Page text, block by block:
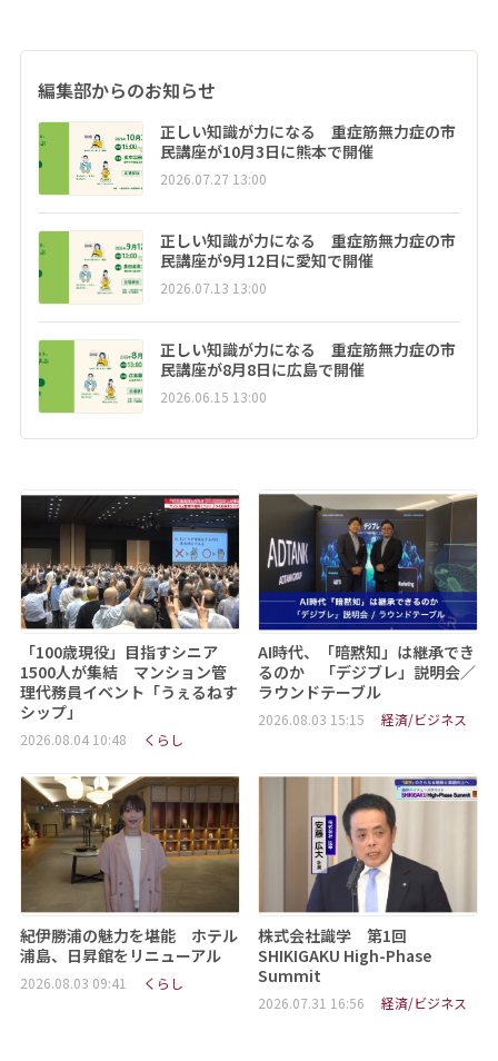
編集部からのお知らせ
正しい知識が力になる 重症筋無力症の市
民講座が10月3日に熊本で開催
2026.07.27 13:00
正しい知識が力になる 重症筋無力症の市
民講座が9月12日に愛知で開催
2026.07.13 13:00
正しい知識が力になる 重症筋無力症の市
民講座が8月8日に広島で開催
2026.06.15 13:00
「100歳現役」目指すシニア
1500人が集結 マンション管
理代務員イベント「うぇるねす
シップ」
2026.08.04 10:48 くらし
AI時代、「暗黙知」は継承でき
るのか 「デジブレ」説明会／
ラウンドテーブル
2026.08.03 15:15 経済/ビジネス
紀伊勝浦の魅力を堪能 ホテル
浦島、日昇館をリニューアル
2026.08.03 09:41 くらし
株式会社識学 第1回
SHIKIGAKU High-Phase
Summit
2026.07.31 16:56 経済/ビジネス